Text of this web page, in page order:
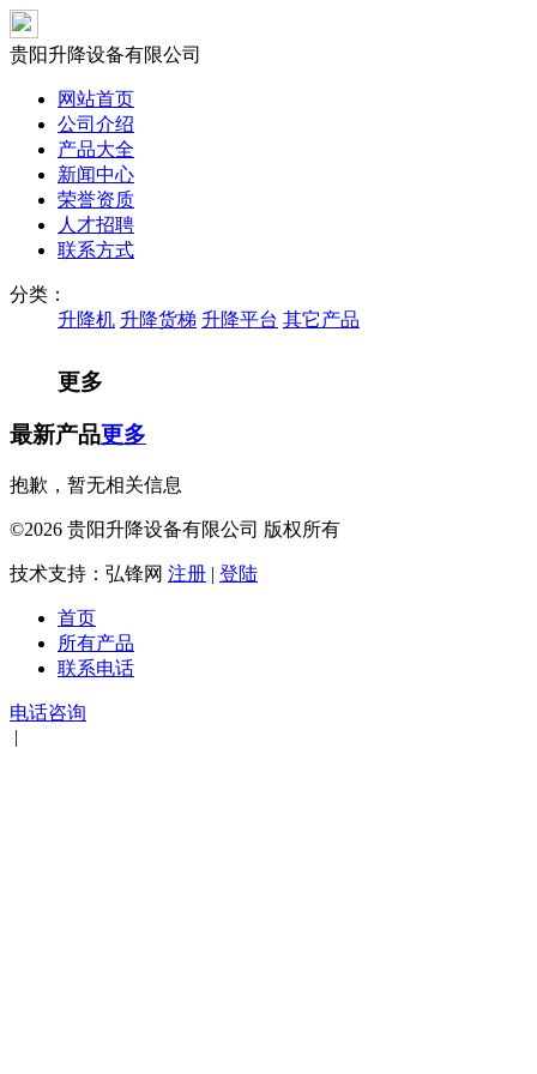
贵阳升降设备有限公司
网站首页
公司介绍
产品大全
新闻中心
荣誉资质
人才招聘
联系方式
分类：
升降机 升降货梯 升降平台 其它产品
更多
最新产品更多
抱歉，暂无相关信息
©2026 贵阳升降设备有限公司 版权所有
技术支持：弘锋网 注册 | 登陆
首页
所有产品
联系电话
电话咨询
|